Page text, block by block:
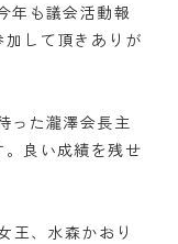
も議会活動報
して頂きありが
た瀧澤会長主
良い成績を残せ
、水森かおり